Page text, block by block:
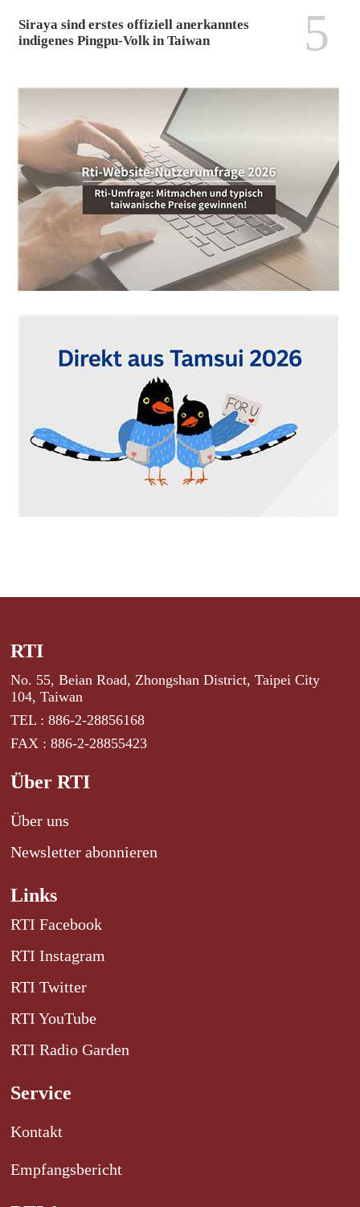
Siraya sind erstes offiziell anerkanntes
indigenes Pingpu-Volk in Taiwan
5
RTI
No. 55, Beian Road, Zhongshan District, Taipei City
104, Taiwan
TEL : 886-2-28856168
FAX : 886-2-28855423
Über RTI
Über uns
Newsletter abonnieren
Links
RTI Facebook
RTI Instagram
RTI Twitter
RTI YouTube
RTI Radio Garden
Service
Kontakt
Empfangsbericht